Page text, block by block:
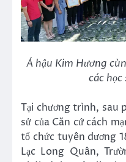
Á hậu Kim Hương
các
Tại chương trình, sau
sử của Căn cứ cách
tổ chức tuyên dương
Lạc Long Quân,